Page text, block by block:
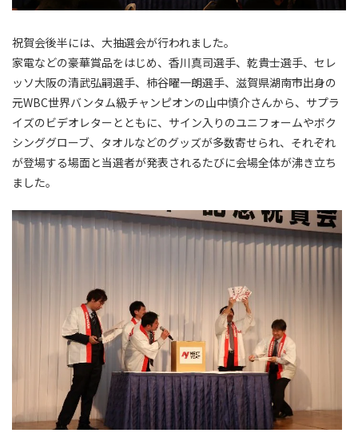
祝賀会後半には、大抽選会が行われました。
家電などの豪華賞品をはじめ、香川真司選手、乾貴士選手、セレ
ッソ大阪の清武弘嗣選手、柿谷曜一朗選手、滋賀県湖南市出身の
元WBC世界バンタム級チャンピオンの山中慎介さんから、サプラ
イズのビデオレターとともに、サイン入りのユニフォームやボク
シンググローブ、タオルなどのグッズが多数寄せられ、それぞれ
が登場する場面と当選者が発表されるたびに会場全体が沸き立ち
ました。